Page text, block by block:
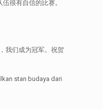
很有自信的比赛。
我们成为冠军。祝贺
stan budaya dari